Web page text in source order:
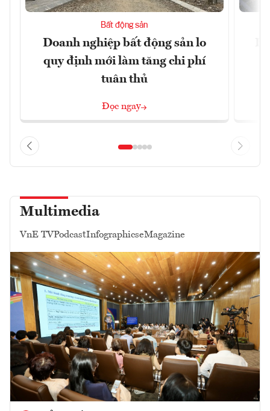
Bất động sản
Doanh nghiệp bất động sản lo
quy định mới làm tăng chi phí
tuân thủ
Đọc ngay
Multimedia
VnE TVPodcastInfographicseMagazine